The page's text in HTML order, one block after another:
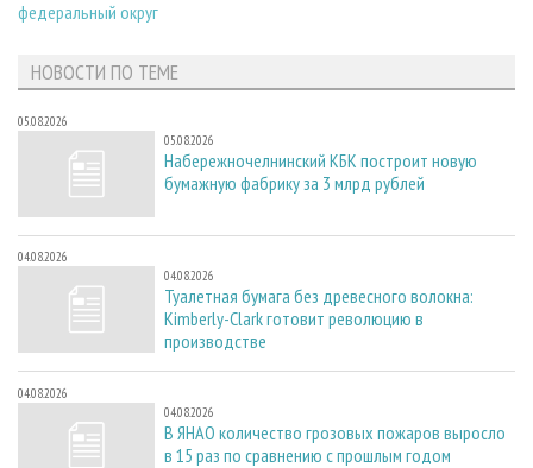
федеральный округ
НОВОСТИ ПО ТЕМЕ
05.08.2026
05.08.2026
Набережночелнинский КБК построит новую
бумажную фабрику за 3 млрд рублей
04.08.2026
04.08.2026
Туалетная бумага без древесного волокна:
Kimberly-Clark готовит революцию в
производстве
04.08.2026
04.08.2026
В ЯНАО количество грозовых пожаров выросло
в 15 раз по сравнению с прошлым годом